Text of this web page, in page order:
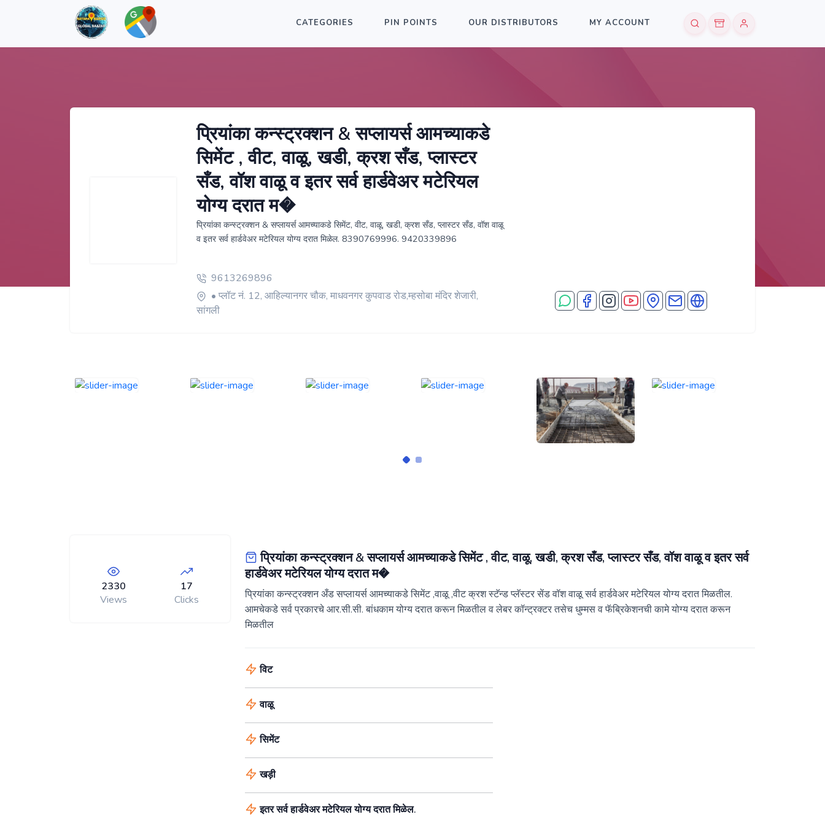
CATEGORIES PIN POINTS OUR DISTRIBUTORS MY ACCOUNT
प्रियांका कन्स्ट्रक्शन & सप्लायर्स आमच्याकडे
सिमेंट , वीट, वाळू, खडी, क्रश सँड, प्लास्टर
सँड, वॉश वाळू व इतर सर्व हार्डवेअर मटेरियल
योग्य दरात म�
प्रियांका कन्स्ट्रक्शन & सप्लायर्स आमच्याकडे सिमेंट, वीट, वाळू, खडी, क्रश सँड, प्लास्टर सँड, वॉश वाळू
व इतर सर्व हार्डवेअर मटेरियल योग्य दरात मिळेल. 8390769996. 9420339896
9613269896
• प्लॉट नं. 12, आहिल्यानगर चौक, माधवनगर कुपवाड रोड,म्हसोबा मंदिर शेजारी,
सांगली
2330
Views
17
Clicks
प्रियांका कन्स्ट्रक्शन & सप्लायर्स आमच्याकडे सिमेंट , वीट, वाळू, खडी, क्रश सँड, प्लास्टर सँड, वॉश वाळू व इतर सर्व
हार्डवेअर मटेरियल योग्य दरात म�
प्रियांका कन्स्ट्रक्शन अँड सप्लायर्स आमच्याकडे सिमेंट ,वाळू ,वीट क्रश स्टॅन्ड प्लॅस्टर सेंड वॉश वाळू सर्व हार्डवेअर मटेरियल योग्य दरात मिळतील.
आमचेकडे सर्व प्रकारचे आर.सी.सी. बांधकाम योग्य दरात करून मिळतील व लेबर कॉन्ट्रक्टर तसेच धुम्मस व फॅब्रिकेशनची कामे योग्य दरात करून
मिळतील
विट
वाळू
सिमेंट
खड़ी
इतर सर्व हार्डवेअर मटेरियल योग्य दरात मिळेल.